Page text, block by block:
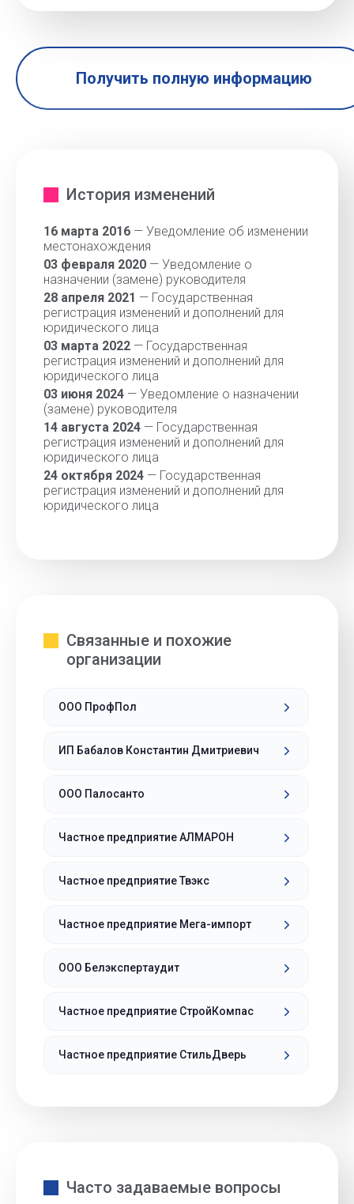
Получить полную информацию
История изменений
16 марта 2016 — Уведомление об изменении
местонахождения
03 февраля 2020 — Уведомление о
назначении (замене) руководителя
28 апреля 2021 — Государственная
регистрация изменений и дополнений для
юридического лица
03 марта 2022 — Государственная
регистрация изменений и дополнений для
юридического лица
03 июня 2024 — Уведомление о назначении
(замене) руководителя
14 августа 2024 — Государственная
регистрация изменений и дополнений для
юридического лица
24 октября 2024 — Государственная
регистрация изменений и дополнений для
юридического лица
Связанные и похожие
организации
ООО ПрофПол
ИП Бабалов Константин Дмитриевич
ООО Палосанто
Частное предприятие АЛМАРОН
Частное предприятие Твэкс
Частное предприятие Мега-импорт
ООО Белэкспертаудит
Частное предприятие СтройКомпас
Частное предприятие СтильДверь
Часто задаваемые вопросы